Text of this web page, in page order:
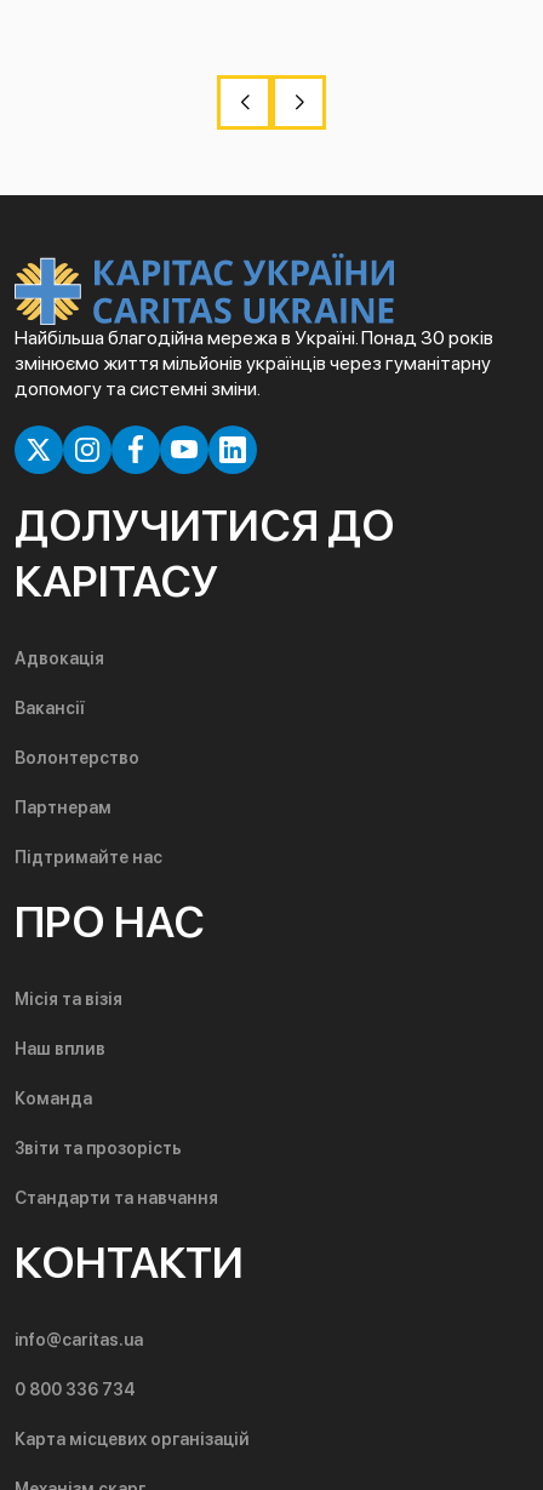
Найбільша благодійна мережа в Україні. Понад 30 років
змінюємо життя мільйонів українців через гуманітарну
допомогу та системні зміни.
ДОЛУЧИТИСЯ ДО
КАРІТАСУ
Адвокація
Вакансії
Волонтерство
Партнерам
Підтримайте нас
ПРО НАС
Місія та візія
Наш вплив
Команда
Звіти та прозорість
Стандарти та навчання
КОНТАКТИ
info@caritas.ua
0 800 336 734
Карта місцевих організацій